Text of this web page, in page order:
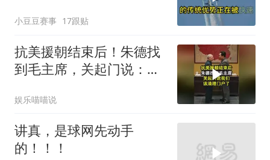
小豆豆赛事 17跟贴
抗美援朝结束后！朱德找
到毛主席，关起门说：我
娱乐喵喵说
讲真，是球网先动手
的！！！